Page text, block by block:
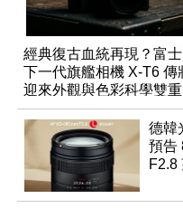
經典復古血統再現？富士
下一代旗艦相機 X-T6 傳
迎來外觀與色彩科學雙重
優化
德韓
預告
F2.8